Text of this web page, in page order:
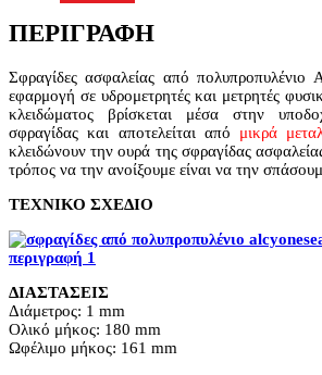
ΠΕΡΙΓΡΑΦΉ
Σφραγίδες ασφαλείας από πολυπροπυλένιο
εφαρμογή σε υδρομετρητές και μετρητές
κλειδώματος βρίσκεται μέσα στην
σφραγίδας και αποτελείται από μικρά
κλειδώνουν την ουρά της σφραγίδας
τρόπος να την ανοίξουμε είναι να την
ΤΕΧΝΙΚΟ ΣΧΕΔΙΟ
ΔΙΑΣΤΑΣΕΙΣ
Διάμετρος: 1 mm
Ολικό μήκος: 180 mm
Ωφέλιμο μήκος: 161 mm